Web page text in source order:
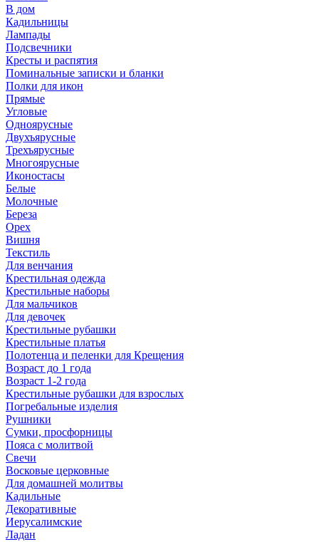
В дом
Кадильницы
Лампады
Подсвечники
Кресты и распятия
Поминальные записки и бланки
Полки для икон
Прямые
Угловые
Одноярусные
Двухъярусные
Трехъярусные
Многоярусные
Иконостасы
Белые
Молочные
Береза
Орех
Вишня
Текстиль
Для венчания
Крестильная одежда
Крестильные наборы
Для мальчиков
Для девочек
Крестильные рубашки
Крестильные платья
Полотенца и пеленки для Крещения
Возраст до 1 года
Возраст 1-2 года
Крестильные рубашки для взрослых
Погребальные изделия
Рушники
Сумки, просфорницы
Пояса с молитвой
Свечи
Восковые церковные
Для домашней молитвы
Кадильные
Декоративные
Иерусалимские
Ладан